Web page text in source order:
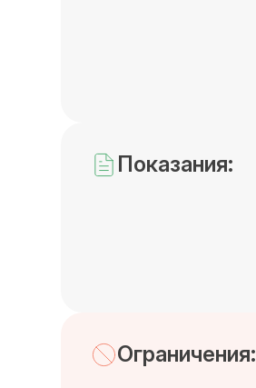
Показания:
Ограничения: